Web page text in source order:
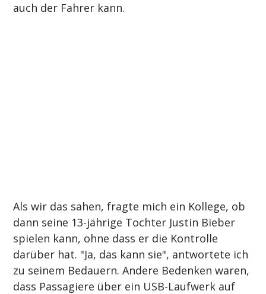
auch der Fahrer kann.
Als wir das sahen, fragte mich ein Kollege, ob
dann seine 13-jährige Tochter Justin Bieber
spielen kann, ohne dass er die Kontrolle
darüber hat. "Ja, das kann sie", antwortete ich
zu seinem Bedauern. Andere Bedenken waren,
dass Passagiere über ein USB-Laufwerk auf